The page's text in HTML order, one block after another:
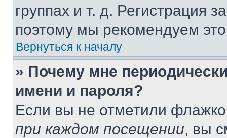
группах и т. д. Регистрация
поэтому мы рекомендуем
Вернуться к началу
» Почему мне
имени и пароля?
Если вы не отметили
при каждом посещении, вы